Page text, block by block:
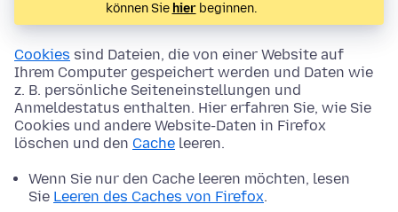
können Sie hierbeginnen.
Cookies sind Dateien, die von einer Website auf
Ihrem Computer gespeichert werden und Daten wie
z. B. persönliche Seiteneinstellungen und
Anmeldestatus enthalten. Hier erfahren Sie, wie Sie
Cookies und andere Website-Daten in Firefox
löschen und den Cache leeren.
Wenn Sie nur den Cache leeren möchten, lesen
Sie Leeren des Caches von Firefox.